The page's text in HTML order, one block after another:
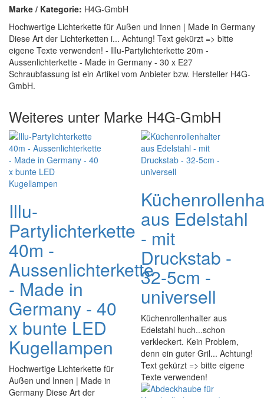
Marke / Kategorie: H4G-GmbH
Hochwertige Lichterkette für Außen und Innen | Made in Germany
Diese Art der Lichterketten i... Achtung! Text gekürzt => bitte
eigene Texte verwenden! - Illu-Partylichterkette 20m -
Aussenlichterkette - Made in Germany - 30 x E27
Schraubfassung ist ein Artikel vom Anbieter bzw. Hersteller H4G-
GmbH.
Weiteres unter Marke H4G-GmbH
Illu-
Partylichterkette
40m -
Aussenlichterkette
- Made in
Germany - 40
x bunte LED
Kugellampen
Hochwertige Lichterkette für
Außen und Innen | Made in
Germany Diese Art der
aus Edelstahl
- mit
Druckstab -
32-5cm -
universell
Küchenrollenhalter aus
Edelstahl huch...schon
verkleckert. Kein Problem,
denn ein guter Gril... Achtung!
Text gekürzt => bitte eigene
Texte verwenden!